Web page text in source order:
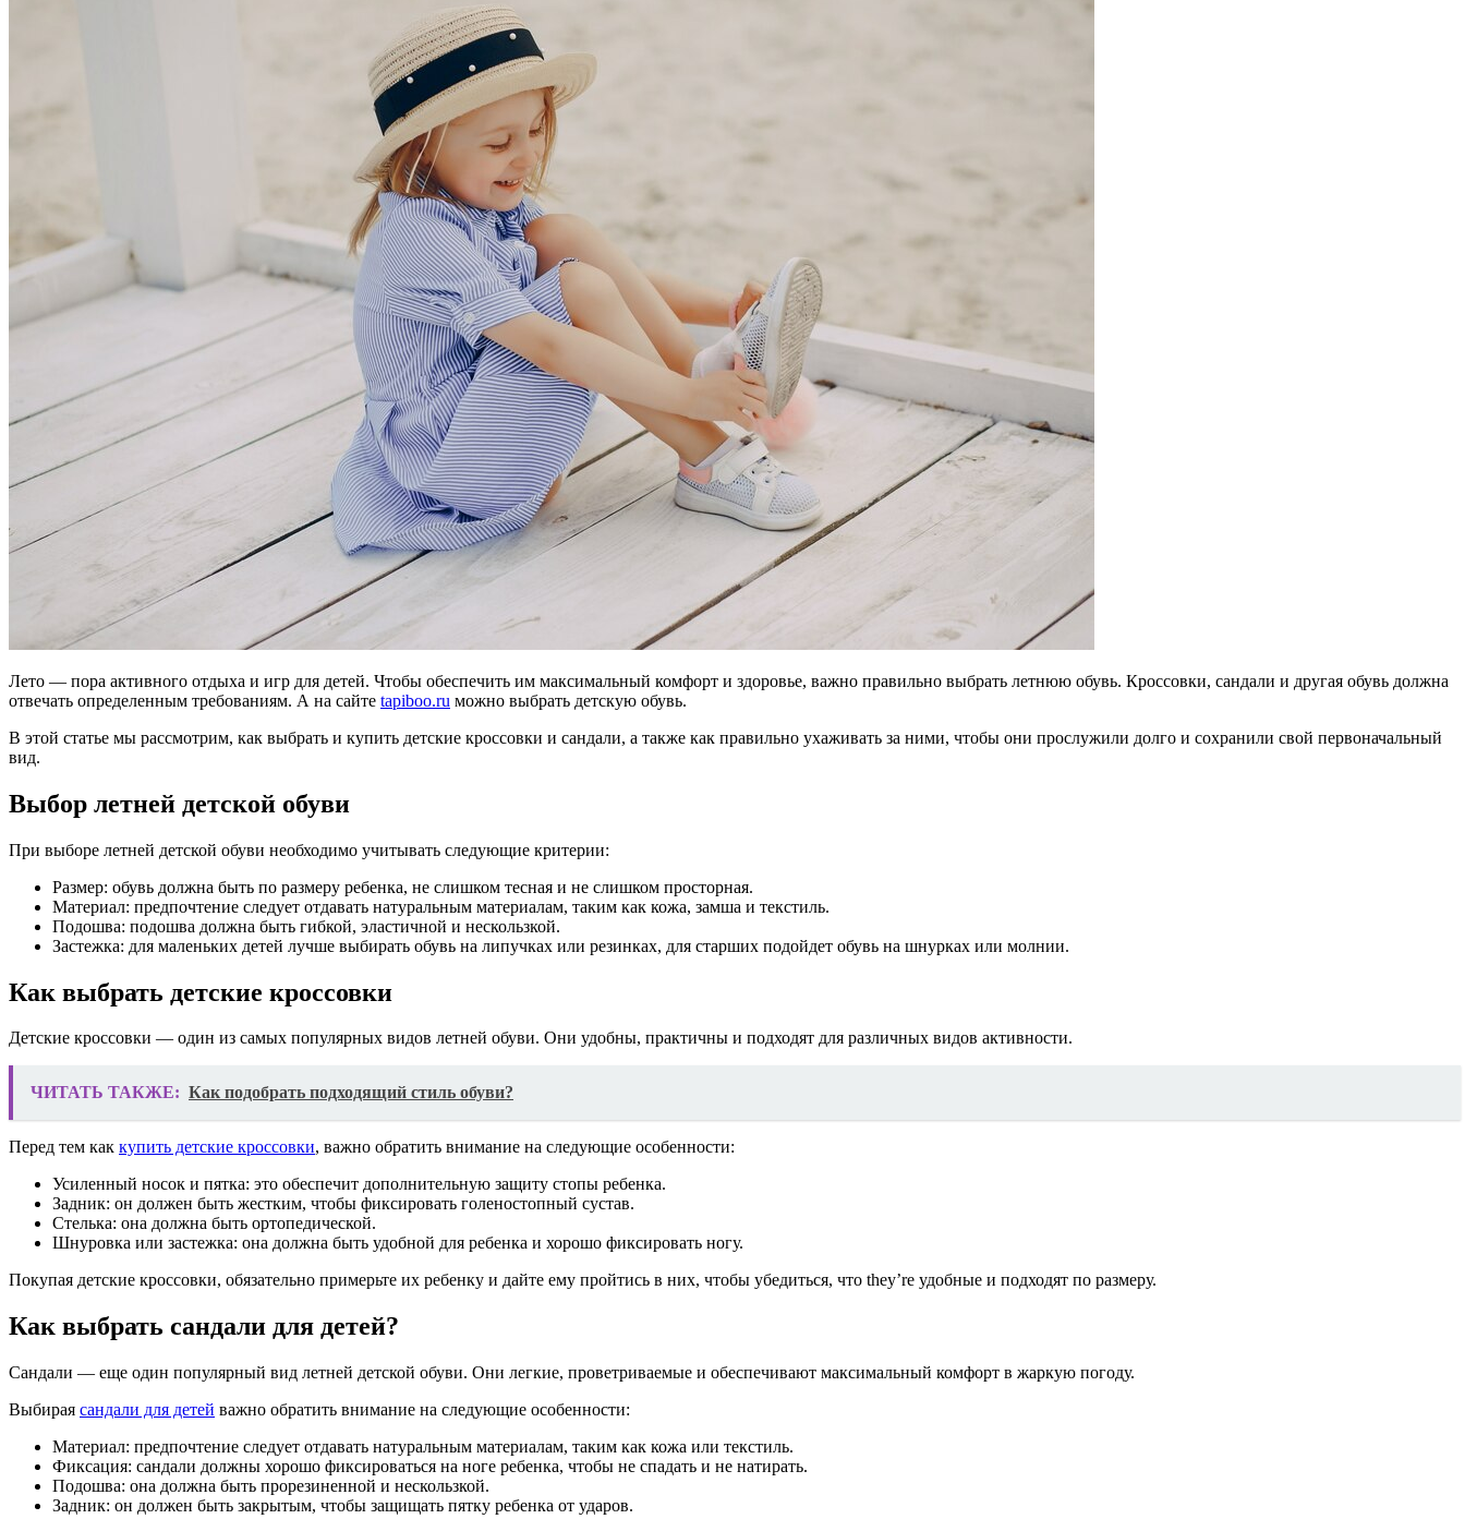
Лето — пора активного отдыха и игр для детей. Чтобы обеспечить им максимальный комфорт и здоровье, важно правильно выбрать летнюю обувь. Кроссовки, сандали и другая обувь должна
отвечать определенным требованиям. А на сайте tapiboo.ru можно выбрать детскую обувь.
В этой статье мы рассмотрим, как выбрать и купить детские кроссовки и сандали, а также как правильно ухаживать за ними, чтобы они прослужили долго и сохранили свой первоначальный
вид.
Выбор летней детской обуви
При выборе летней детской обуви необходимо учитывать следующие критерии:
Размер: обувь должна быть по размеру ребенка, не слишком тесная и не слишком просторная.
Материал: предпочтение следует отдавать натуральным материалам, таким как кожа, замша и текстиль.
Подошва: подошва должна быть гибкой, эластичной и нескользкой.
Застежка: для маленьких детей лучше выбирать обувь на липучках или резинках, для старших подойдет обувь на шнурках или молнии.
Как выбрать детские кроссовки
Детские кроссовки — один из самых популярных видов летней обуви. Они удобны, практичны и подходят для различных видов активности.
ЧИТАТЬ ТАКЖЕ: Как подобрать подходящий стиль обуви?
Перед тем как купить детские кроссовки, важно обратить внимание на следующие особенности:
Усиленный носок и пятка: это обеспечит дополнительную защиту стопы ребенка.
Задник: он должен быть жестким, чтобы фиксировать голеностопный сустав.
Стелька: она должна быть ортопедической.
Шнуровка или застежка: она должна быть удобной для ребенка и хорошо фиксировать ногу.
Покупая детские кроссовки, обязательно примерьте их ребенку и дайте ему пройтись в них, чтобы убедиться, что they’re удобные и подходят по размеру.
Как выбрать сандали для детей?
Сандали — еще один популярный вид летней детской обуви. Они легкие, проветриваемые и обеспечивают максимальный комфорт в жаркую погоду.
Выбирая сандали для детей важно обратить внимание на следующие особенности:
Материал: предпочтение следует отдавать натуральным материалам, таким как кожа или текстиль.
Фиксация: сандали должны хорошо фиксироваться на ноге ребенка, чтобы не спадать и не натирать.
Подошва: она должна быть прорезиненной и нескользкой.
Задник: он должен быть закрытым, чтобы защищать пятку ребенка от ударов.